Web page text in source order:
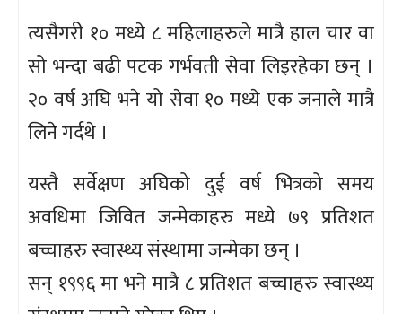
त्यसैगरी १० मध्ये ८ महिलाहरुले मात्रै हाल चार वा
सो भन्दा बढी पटक गर्भवती सेवा लिइरहेका छन् ।
२० वर्ष अघि भने यो सेवा १० मध्ये एक जनाले मात्रै
लिने गर्दथे ।
यस्तै सर्वेक्षण अघिको दुई वर्ष भित्रको समय
अवधिमा जिवित जन्मेकाहरु मध्ये ७९ प्रतिशत
बच्चाहरु स्वास्थ्य संस्थामा जन्मेका छन् ।
सन् १९९६ मा भने मात्रै ८ प्रतिशत बच्चाहरु स्वास्थ्य